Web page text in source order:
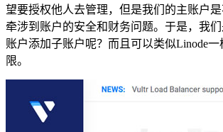
望要授权他人去管理，但是我们的主账户
牵涉到账户的安全和财务问题。于是，我
账户添加子账户呢？而且可以类似Linode
限。